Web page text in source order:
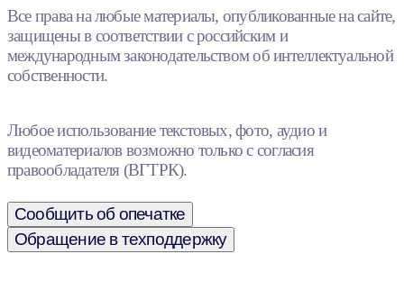
Все права на любые материалы, опубликованные на сайте,
защищены в соответствии с российским и
международным законодательством об интеллектуальной
собственности.
Любое использование текстовых, фото, аудио и
видеоматериалов возможно только с согласия
правообладателя (ВГТРК).
Сообщить об опечатке
Обращение в техподдержку